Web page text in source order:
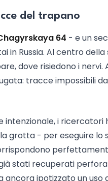
del trapano
64 - e un
in Russia. Al centro
dove risiedono i
tracce impossibili
intenzionale, i ricercatori
grotta - per eseguire lo
stati recuperati
ancora ipotizzato un uso